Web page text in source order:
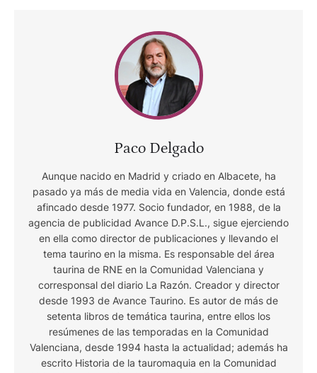
Paco Delgado
Aunque nacido en Madrid y criado en Albacete, ha
pasado ya más de media vida en Valencia, donde está
afincado desde 1977. Socio fundador, en 1988, de la
agencia de publicidad Avance D.P.S.L., sigue ejerciendo
en ella como director de publicaciones y llevando el
tema taurino en la misma. Es responsable del área
taurina de RNE en la Comunidad Valenciana y
corresponsal del diario La Razón. Creador y director
desde 1993 de Avance Taurino. Es autor de más de
setenta libros de temática taurina, entre ellos los
resúmenes de las temporadas en la Comunidad
Valenciana, desde 1994 hasta la actualidad; además ha
escrito Historia de la tauromaquia en la Comunidad